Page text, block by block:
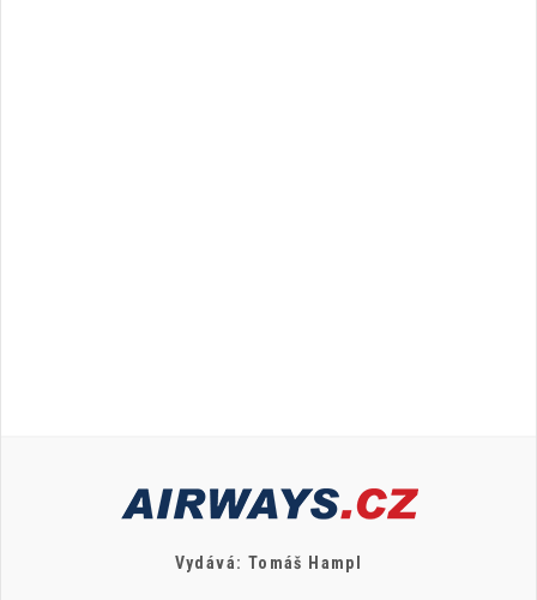
Vydává: Tomáš Hampl